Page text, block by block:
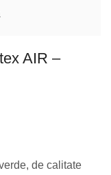
AIR –
de calitate